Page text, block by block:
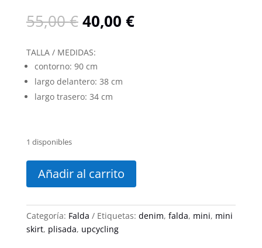
55,00€ El
precio
original
era:
55,00 €.
40,00 €El
precio
TALLA / MEDIDAS:
contorno: 90 cm
largo delantero: 38 cm
largo trasero: 34 cm
1 disponibles
SCHOOL
mini
13
cantidad
Añadir al carrito
Categoría: Falda Etiquetas: denim, falda, mini, mini
skirt, plisada, upcycling